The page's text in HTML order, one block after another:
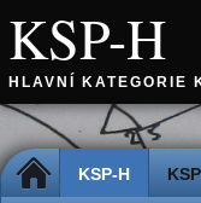
KSP-H
HLAVNÍ KATEGORIE
DOMŮ KSP-H